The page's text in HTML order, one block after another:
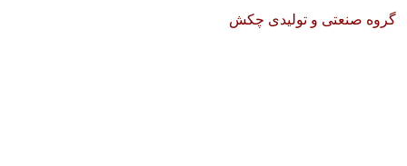
گروه صنعتی و تولیدی چکش